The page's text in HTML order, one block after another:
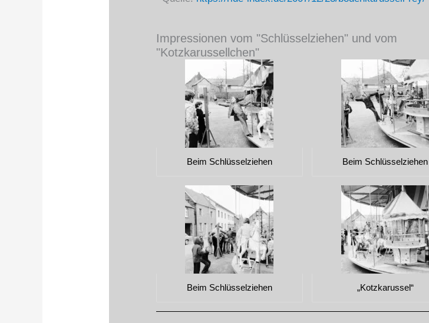
Impressionen vom "Schlüsselziehen" und vom
"Kotzkarussellchen"
Beim Schlüsselziehen Beim Schlüsselziehen
Beim Schlüsselziehen „Kotzkarussel“